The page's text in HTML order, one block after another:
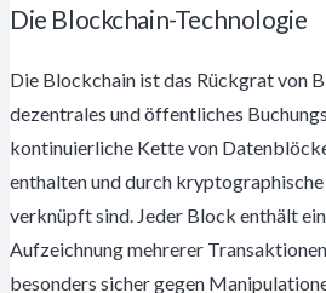
Die Blockchain-Technologie
Die Blockchain ist das Rückgrat von
dezentrales und öffentliches
kontinuierliche Kette von
enthalten und durch
verknüpft sind. Jeder Block enthält
Aufzeichnung mehrerer
besonders sicher gegen